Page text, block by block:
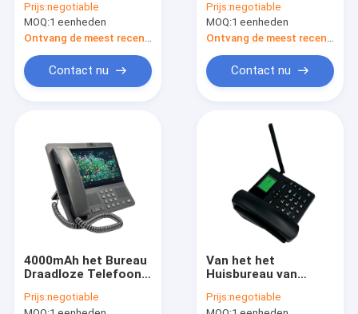
van de de
Geluidenaanraking
van APPs HD
Prijs:negotiable
MOQ:1 eenheden
Contact nu
Contactdoos
Prijs:negotiable
MOQ:1 eenheden
Contact nu
4000mAh het Bureau
Draadloze Telefoon
de Vaste Draadloze
Prijs:negotiable
Van het het
Huisbureau van
Draadloze Telefoon
Prijs:negotiable